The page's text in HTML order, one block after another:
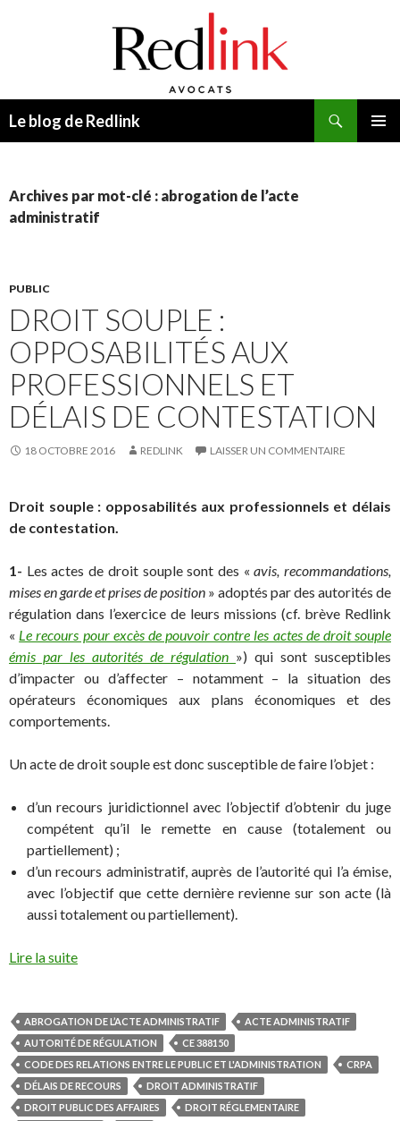
Le blog de Redlink
Archives par mot-clé : abrogation de l’acte
administratif
PUBLIC
DROIT SOUPLE :
OPPOSABILITÉS AUX
PROFESSIONNELS ET
DÉLAIS DE CONTESTATION
18 OCTOBRE 2016 REDLINK LAISSER UN COMMENTAIRE
Droit souple : opposabilités aux professionnels et délais
de contestation.
1- Les actes de droit souple sont des «avis, recommandations,
mises en garde et prises de position » adoptés par des autorités de
régulation dans l’exercice de leurs missions (cf. brève Redlink
« Le recours pour excès de pouvoir contre les actes de droit souple
émis par les autorités de régulation ») qui sont susceptibles
d’impacter ou d’affecter – notamment – la situation des
opérateurs économiques aux plans économiques et des
comportements.
Un acte de droit souple est donc susceptible de faire l’objet :
d’un recours juridictionnel avec l’objectif d’obtenir du juge
compétent qu’il le remette en cause (totalement ou
partiellement) ;
d’un recours administratif, auprès de l’autorité qui l’a émise,
avec l’objectif que cette dernière revienne sur son acte (là
aussi totalement ou partiellement).
Lire la suite
ABROGATION DE L’ACTE ADMINISTRATIF
ACTE ADMINISTRATIF
AUTORITÉ DE RÉGULATION
CE 388150
CODE DES RELATIONS ENTRE LE PUBLIC ET L'ADMINISTRATION
CRPA
DÉLAIS DE RECOURS
DROIT ADMINISTRATIF
DROIT PUBLIC DES AFFAIRES
DROIT RÉGLEMENTAIRE